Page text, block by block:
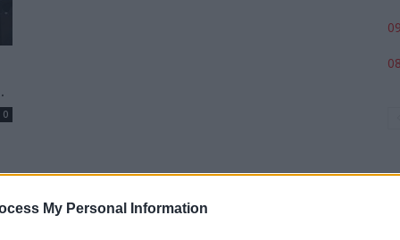
My Personal Information
0